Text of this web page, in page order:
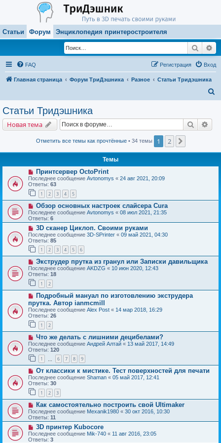
Статьи Форум Энциклопедия принтеростроителя
Поиск
FAQ Вход
Регистрация
Главная страница Форум ТриДэшника Разное
Статьи Тридэшника
Статьи Тридэшника
Новая тема Поиск
Отметить все темы как прочтённые• 34 темы 1 2
Темы
Принтсервер OctoPrint
Последнее сообщение Avtonomys « 24 авг 2021, 20:09
Ответы: 63
1 2 3 4 5
Обзор основных настроек слайсера Cura
Последнее сообщение Avtonomys « 08 июл 2021, 21:35
Ответы: 6
3D сканер Циклоп. Своими руками
Последнее сообщение 3D-SPrinter « 09 май 2021, 04:30
Ответы: 85
1 2 3 4 5 6
Экструдер прутка из гранул или Записки давильщика
Последнее сообщение AKDZG « 10 июн 2020, 12:43
Ответы: 18
1 2
Подробный мануал по изготовлению экструдера
прутка. Автор ianmcmill
Последнее сообщение Alex Post « 14 мар 2018, 16:29
Ответы: 26
1 2
Что же делать с лишними децибелами?
Последнее сообщение Андрей Алтай « 13 май 2017, 14:49
Ответы: 120
1 6 7 8 9
От классики к мистике. Тест поверхностей для печати
Последнее сообщение Shaman « 05 май 2017, 12:41
Ответы: 30
1 2 3
Как самостоятельно построить свой Ultimaker
Последнее сообщение Mexanik1980 « 30 окт 2016, 10:30
Ответы: 11
3D принтер Kubocore
Последнее сообщение Mik-740 « 11 авг 2016, 23:05
Ответы: 3